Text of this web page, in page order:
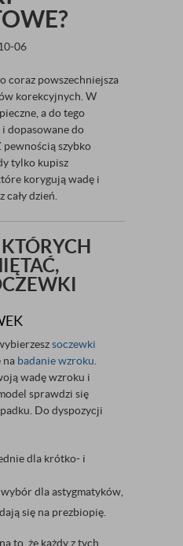
06
coraz powszechniejsza
korekcyjnych. W
a do tego
dopasowane do
szybko
tylko kupisz
korygują wadę i
dzień.
soczewki
na badanie wzroku
wadę wzroku i
sprawdzi się
Do dyspozycji
dla krótko- i
dla astygmatyków,
się na prezbiopię.
to, że każdy z tych